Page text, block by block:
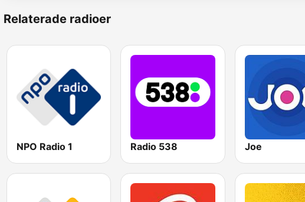
Relaterade radioer
NPO Radio 1 Radio 538 Joe